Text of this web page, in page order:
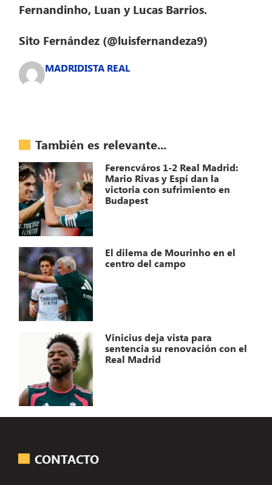
Fernandinho, Luan y Lucas Barrios.
Sito Fernández (@luisfernandeza9)
MADRIDISTA REAL
También es relevante...
Ferencváros 1-2 Real Madrid:
Mario Rivas y Espí dan la
victoria con sufrimiento en
Budapest
El dilema de Mourinho en el
centro del campo
Vinicius deja vista para
sentencia su renovación con el
Real Madrid
CONTACTO